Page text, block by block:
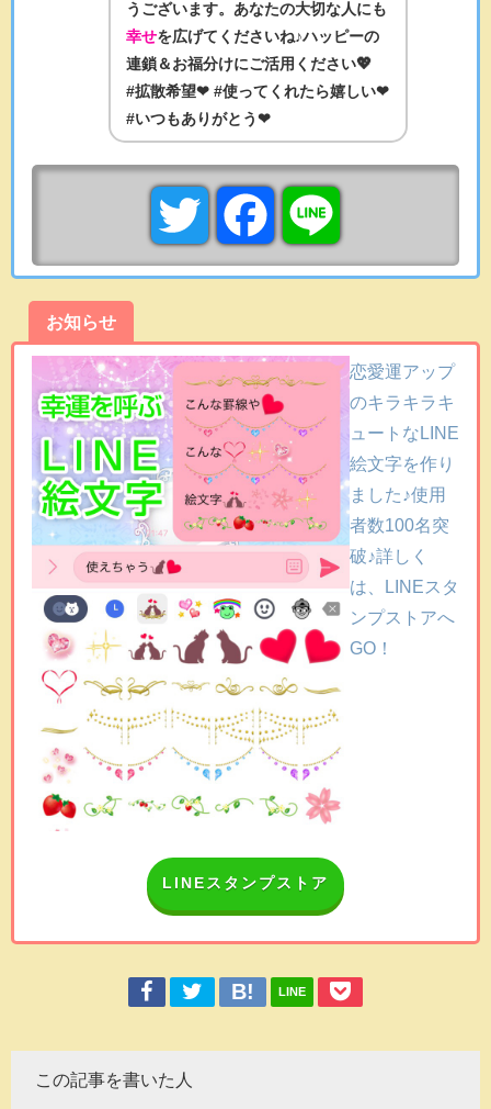
うございます。あなたの大切な人にも
幸せを広げてくださいね♪ハッピーの
連鎖＆お福分けにご活用ください💖
#拡散希望❤ #使ってくれたら嬉しい❤
#いつもありがとう❤
w
t
e
a
e
b
o
k
i
e
お知らせ
恋愛運アップ
のキラキラキ
ュートなLINE
絵文字を作り
ました♪使用
者数100名突
破♪詳しく
は、LINEスタ
ンプストアへ
GO！
LINEスタンプストア
LINE
この記事を書いた人